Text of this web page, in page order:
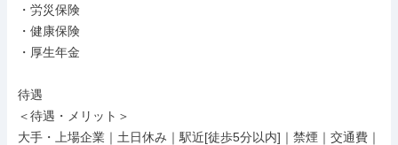
・労災保険
・健康保険
・厚生年金
待遇
＜待遇・メリット＞
大手・上場企業｜土日休み｜駅近[徒歩5分以内]｜禁煙｜交通費｜